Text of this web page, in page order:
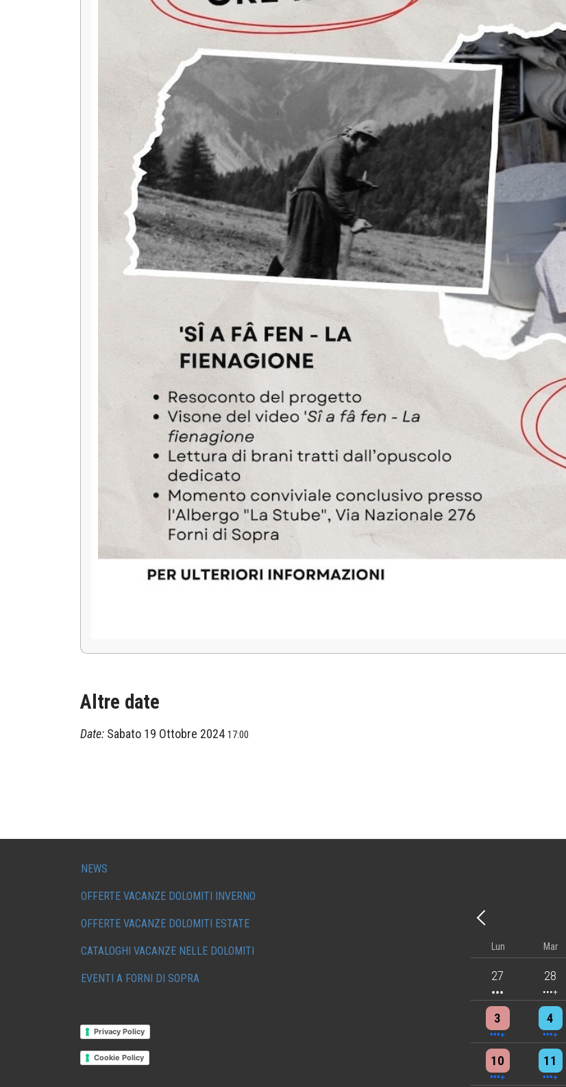
Altre date
Date: Sabato 19 Ottobre 2024 17:00
NEWS
OFFERTE VACANZE DOLOMITI INVERNO
OFFERTE VACANZE DOLOMITI ESTATE
CATALOGHI VACANZE NELLE DOLOMITI
EVENTI A FORNI DI SOPRA
Privacy Policy
Cookie Policy
Precedente - Mese
Lun Mar
27
3 events 28
4 events
3
4 events 4
4 events
10
5 events 11
7 events